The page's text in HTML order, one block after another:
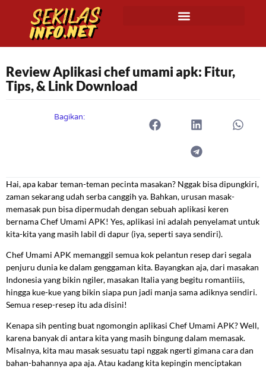
Review Aplikasi chef umami apk: Fitur,
Tips, & Link Download
Bagikan:
Hai, apa kabar teman-teman pecinta masakan? Nggak bisa dipungkiri,
zaman sekarang udah serba canggih ya. Bahkan, urusan masak-
memasak pun bisa dipermudah dengan sebuah aplikasi keren
bernama Chef Umami APK! Yes, aplikasi ini adalah penyelamat untuk
kita-kita yang masih labil di dapur (iya, seperti saya sendiri).
Chef Umami APK memanggil semua kok pelantun resep dari segala
penjuru dunia ke dalam genggaman kita. Bayangkan aja, dari masakan
Indonesia yang bikin ngiler, masakan Italia yang begitu romantiiis,
hingga kue-kue yang bikin siapa pun jadi manja sama adiknya sendiri.
Semua resep-resep itu ada disini!
Kenapa sih penting buat ngomongin aplikasi Chef Umami APK? Well,
karena banyak di antara kita yang masih bingung dalam memasak.
Misalnya, kita mau masak sesuatu tapi nggak ngerti gimana cara dan
bahan-bahannya apa aja. Atau kadang kita kepingin menciptakan